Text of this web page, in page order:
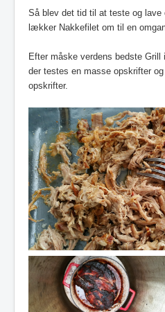
Så blev det tid til at teste og lave
lækker Nakkefilet om til en
Efter måske verdens bedste
der testes en masse opskrifter
opskrifter.